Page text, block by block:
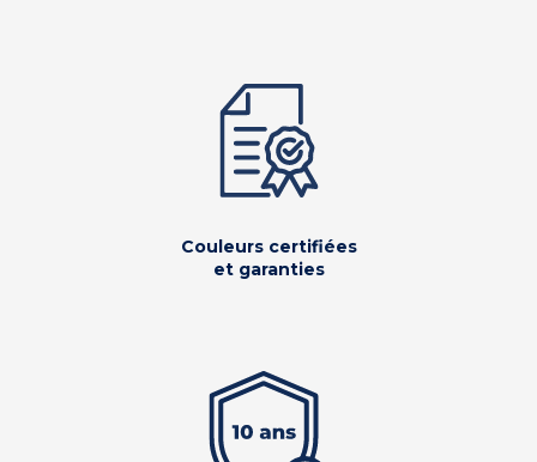
Couleurs certifiées
et garanties